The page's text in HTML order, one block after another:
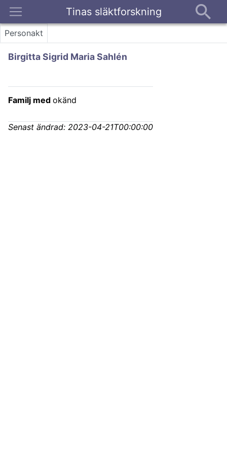
Tinas släktforskning
Kontakt
Personakt
Birgitta Sigrid Maria Sahlén
Familj med okänd
Senast ändrad: 2023-04-21T00:00:00